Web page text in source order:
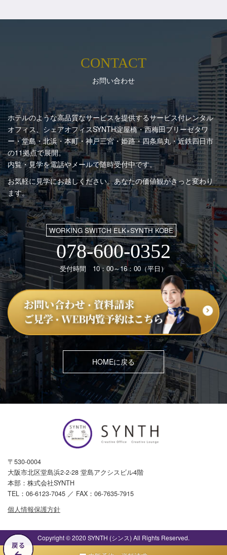
CONTACT
お問い合わせ
ホテルのような高品質なサービスを提供するサービス付レンタル
オフィス、シェアオフィスSYNTH淀屋橋・西梅田ブリーゼタワ
ー・堂島・北浜・本町・神戸三宮・姫路・四条烏丸・近鉄四日市
の11拠点で展開。
内覧・見学を電話やメールで随時受付中です。
お気軽に見学にお越しください。あなたの価値観がきっと変わり
ます。
WORKING SWITCH ELK×SYNTH KOBE
078-600-0352
受付時間 10：00～16：00（平日）
HOMEに戻る
〒530-0004
大阪市北区堂島浜2-2-28 堂島アクシスビル4階
本部：株式会社SYNTH
TEL： 06-6123-7045 ／ FAX：06-7635-7915
個人情報保護方針
Copyright © 2020 SYNTH (シンス) All Rights Reserved.